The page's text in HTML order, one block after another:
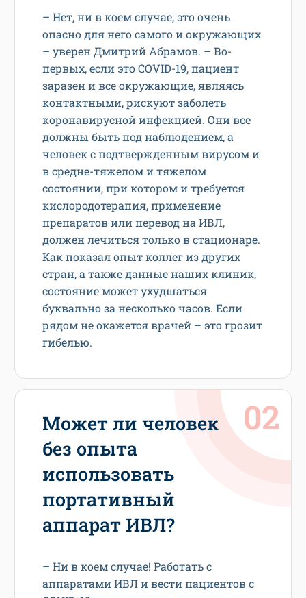
– Нет, ни в коем случае, это очень
опасно для него самого и окружающих
– уверен Дмитрий Абрамов. – Во-
первых, если это COVID-19, пациент
заразен и все окружающие, являясь
контактными, рискуют заболеть
коронавирусной инфекцией. Они все
должны быть под наблюдением, а
человек с подтвержденным вирусом и
в средне-тяжелом и тяжелом
состоянии, при котором и требуется
кислородотерапия, применение
препаратов или перевод на ИВЛ,
должен лечиться только в стационаре.
Как показал опыт коллег из других
стран, а также данные наших клиник,
состояние может ухудшаться
буквально за несколько часов. Если
рядом не окажется врачей – это грозит
гибелью.
Может ли человек
без опыта
использовать
портативный
аппарат ИВЛ?
– Ни в коем случае! Работать с
аппаратами ИВЛ и вести пациентов с